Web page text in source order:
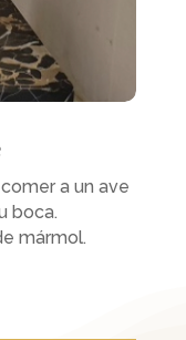
a un ave
boca.
mármol.